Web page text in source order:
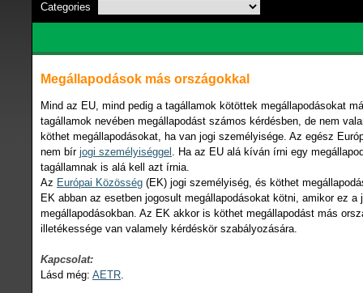
Categories
Megállapodások más országokkal
Mind az EU, mind pedig a tagállamok kötöttek megállapodásokat
tagállamok nevében megállapodást számos kérdésben, de nem
köthet megállapodásokat, ha van jogi személyisége. Az egész
nem bír jogi személyiséggel . Ha az EU alá kíván írni egy
tagállamnak is alá kell azt írnia.
Az Európai Közösség (EK) jogi személyiség, és köthet
EK abban az esetben jogosult megállapodásokat kötni, amikor ez a
megállapodásokban. Az EK akkor is köthet megállapodást más
illetékessége van valamely kérdéskör szabályozására.
Kapcsolat:
Lásd még: AETR.